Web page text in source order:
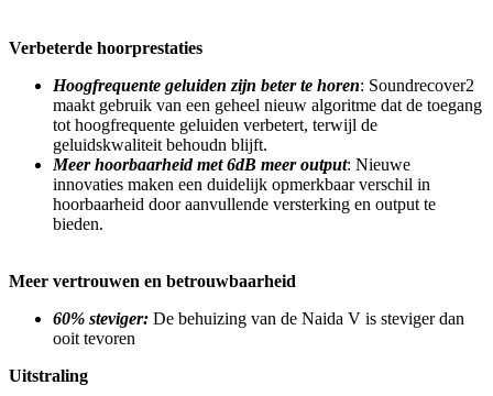
Verbeterde hoorprestaties
Hoogfrequente geluiden zijn beter te horen: Soundrecover2
maakt gebruik van een geheel nieuw algoritme dat de toegang
tot hoogfrequente geluiden verbetert, terwijl de
geluidskwaliteit behoudn blijft.
Meer hoorbaarheid met 6dB meer output: Nieuwe
innovaties maken een duidelijk opmerkbaar verschil in
hoorbaarheid door aanvullende versterking en output te
bieden.
Meer vertrouwen en betrouwbaarheid
60% steviger: De behuizing van de Naida V is steviger dan
ooit tevoren
Uitstraling